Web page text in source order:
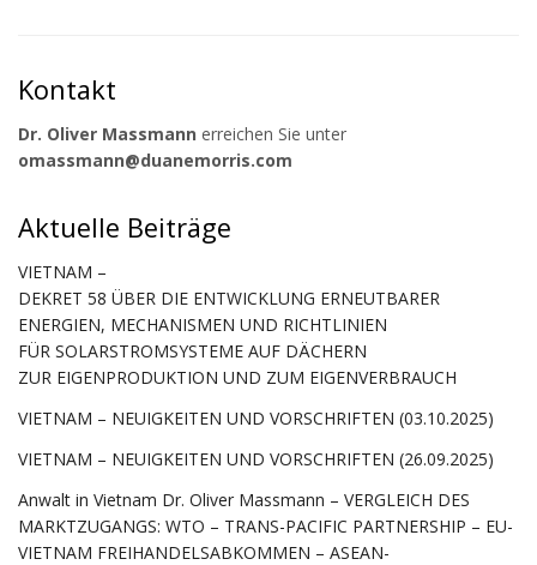
Kontakt
Dr. Oliver Massmann erreichen Sie unter
omassmann@duanemorris.com
Aktuelle Beiträge
VIETNAM –
DEKRET 58 ÜBER DIE ENTWICKLUNG ERNEUTBARER
ENERGIEN, MECHANISMEN UND RICHTLINIEN
FÜR SOLARSTROMSYSTEME AUF DÄCHERN
ZUR EIGENPRODUKTION UND ZUM EIGENVERBRAUCH
VIETNAM – NEUIGKEITEN UND VORSCHRIFTEN (03.10.2025)
VIETNAM – NEUIGKEITEN UND VORSCHRIFTEN (26.09.2025)
Anwalt in Vietnam Dr. Oliver Massmann – VERGLEICH DES
MARKTZUGANGS: WTO – TRANS-PACIFIC PARTNERSHIP – EU-
VIETNAM FREIHANDELSABKOMMEN – ASEAN-